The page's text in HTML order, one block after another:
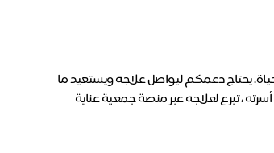
يحتاج دعمكم ليواصل علاجه ويستعيد ما
، تبرع لعلاجه عبر منصة جمعية عناية